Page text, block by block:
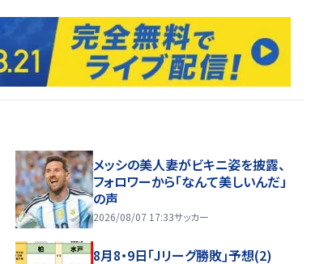
メッシの美人妻がビキニ姿を披露、
フォロワーから「なんて美しいんだ」
の声
2026/08/07 17:33サッカー
8月8・9日｢Jリーグ勝敗｣予想(2)